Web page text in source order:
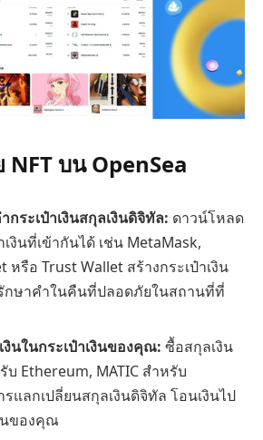
บน OpenSea
ระเป๋าเงินสกุลเงินดิจิทัล: ดาวน์โหลด
งินที่เข้ากันได้ เช่น MetaMask,
หรือ Trust Wallet สร้างกระเป๋าเงิน
กษาคำในคืนที่ปลอดภัยในสถานที่ที่
นในกระเป๋าเงินของคุณ: ซื้อสกุลเงิน
บ Ethereum, MATIC สำหรับ
แลกเปลี่ยนสกุลเงินดิจิทัล โอนเงินไป
นของคุณ